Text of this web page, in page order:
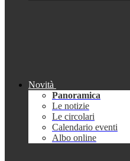
Novità
Panoramica
Le notizie
Le circolari
Calendario eventi
Albo online